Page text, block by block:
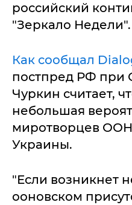
российский
"Зеркало Недели".
Как сообщал
постпред РФ при
Чуркин считает,
небольшая
миротворцев ООН
Украины.
"Если возникнет
ооновском